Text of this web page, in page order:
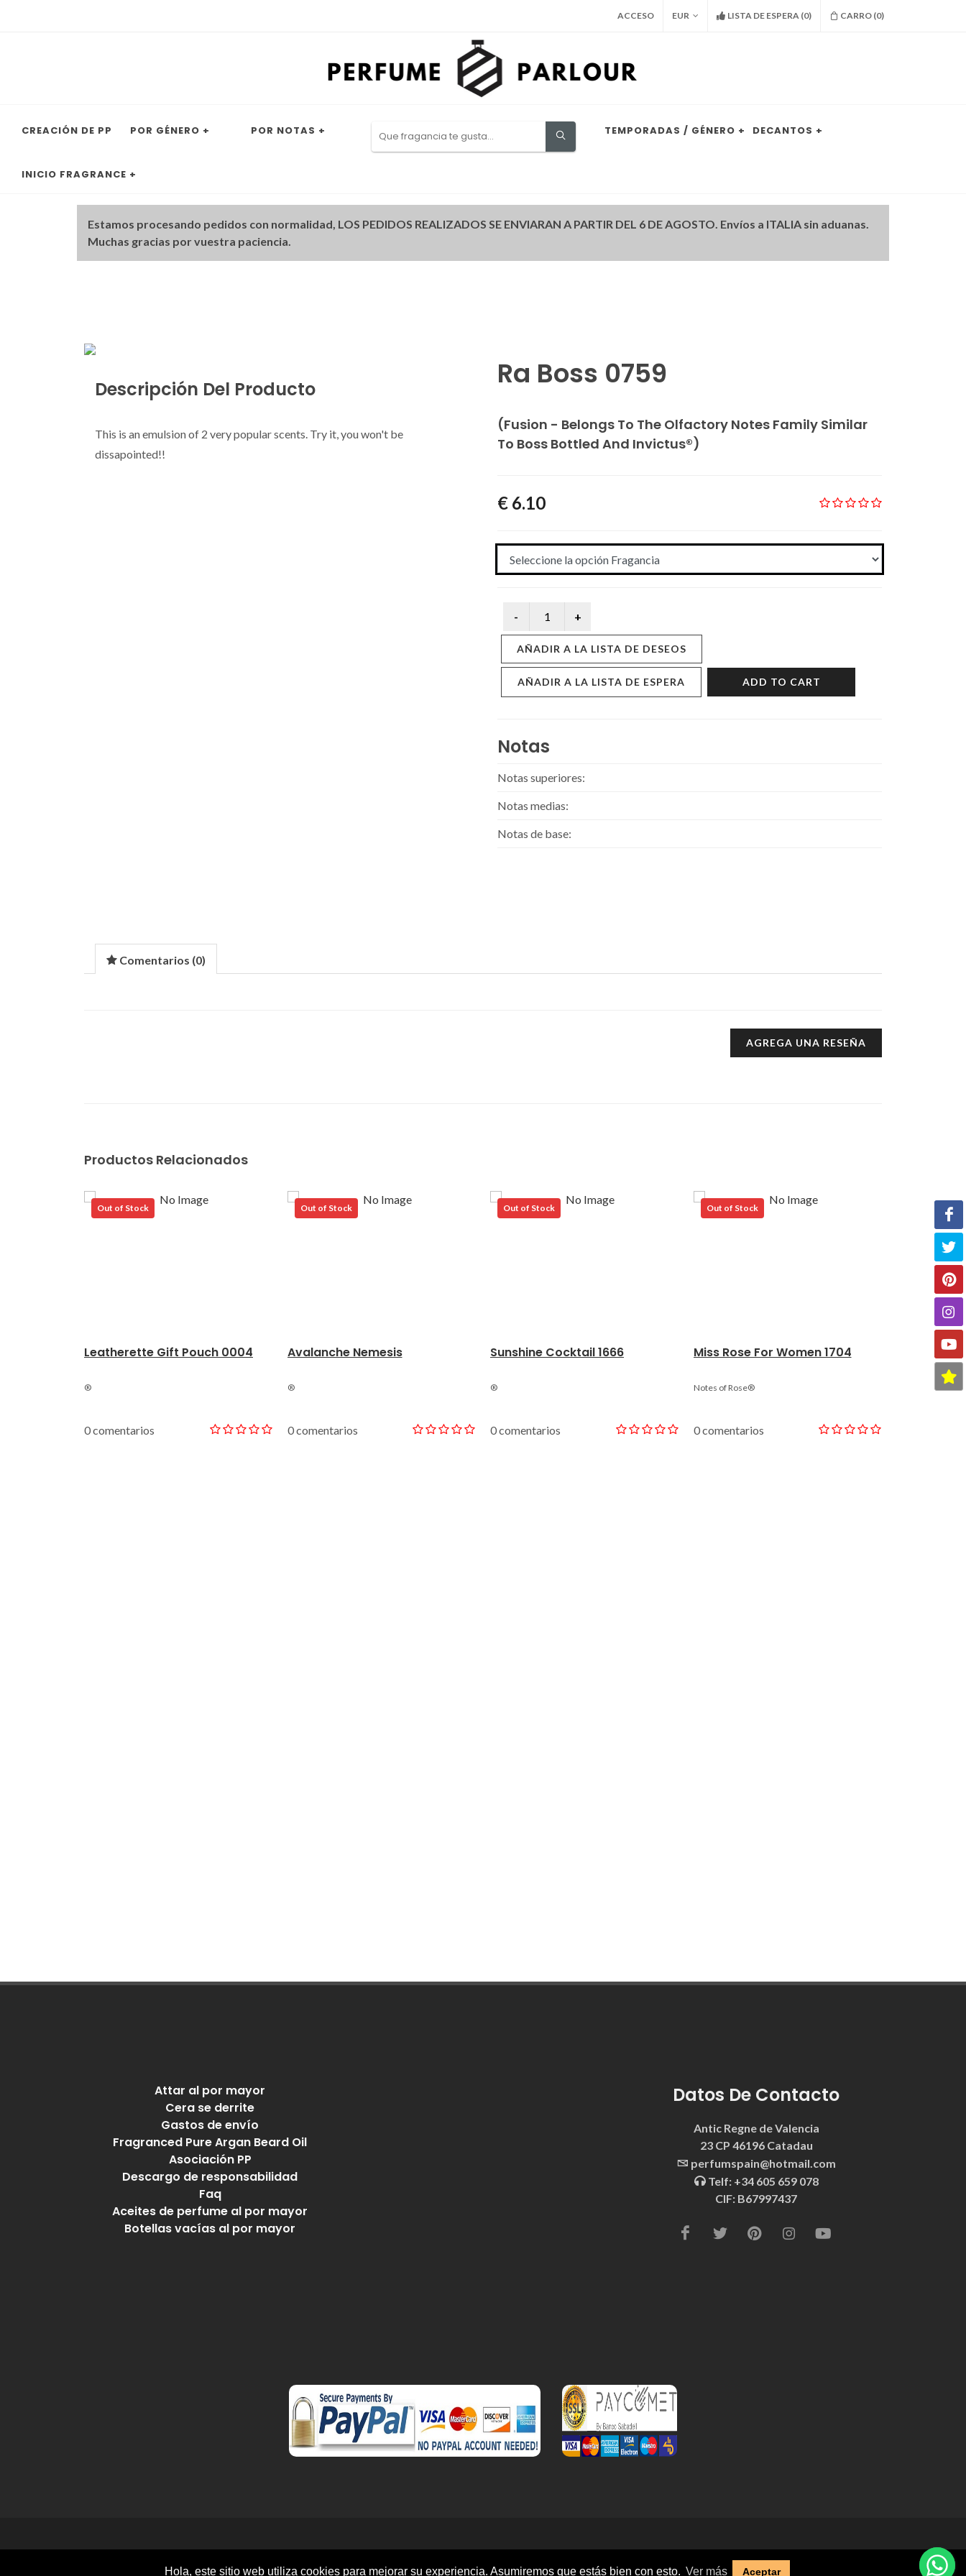
Hola, este sitio web utiliza cookies para mejorar su experiencia. Asumiremos que estás bien con esto. Ver más Aceptar
ACCESO EUR LISTA DE ESPERA (0) CARRO (0)
CREACIÓN DE PP POR GÉNERO + POR NOTAS + TEMPORADAS / GÉNERO + DECANTOS +
INICIO FRAGRANCE +
Estamos procesando pedidos con normalidad, LOS PEDIDOS REALIZADOS SE ENVIARAN A PARTIR DEL 6 DE AGOSTO. Envíos a ITALIA sin aduanas.
Muchas gracias por vuestra paciencia.
Descripción Del Producto
This is an emulsion of 2 very popular scents. Try it, you won't be
dissapointed!!
Ra Boss 0759
(Fusion - Belongs To The Olfactory Notes Family Similar
To Boss Bottled And Invictus®)
€ 6.10
AÑADIR A LA LISTA DE DESEOS
AÑADIR A LA LISTA DE ESPERA ADD TO CART
Notas
Notas superiores:
Notas medias:
Notas de base:
Comentarios (0)
AGREGA UNA RESEÑA
Productos Relacionados
Out of Stock
Leatherette Gift Pouch 0004
®
0 comentarios
Out of Stock
Avalanche Nemesis
®
0 comentarios
Out of Stock
Sunshine Cocktail 1666
®
0 comentarios
Out of Stock
Miss Rose For Women 1704
Notes of Rose®
0 comentarios
Out of Stock
Pink
Notes of Pink
Attar al por mayor
Cera se derrite
Gastos de envío
Fragranced Pure Argan Beard Oil
Asociación PP
Descargo de responsabilidad
Faq
Aceites de perfume al por mayor
Botellas vacías al por mayor
Datos De Contacto
Antic Regne de Valencia
23 CP 46196 Catadau
perfumspain@hotmail.com
Telf: +34 605 659 078
CIF: B67997437